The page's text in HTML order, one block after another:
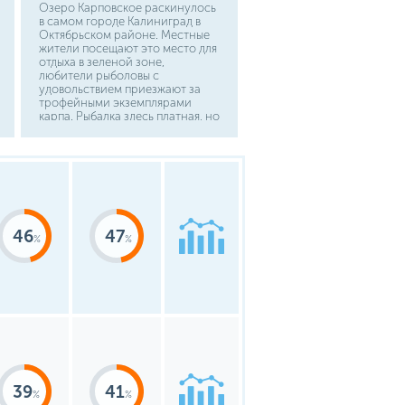
Озеро Карповское раскинулось
в самом городе Калиниград в
Октябрьском районе. Местные
жители посещают это место для
отдыха в зеленой зоне,
любители рыболовы с
удовольствием приезжают за
трофейными экземплярами
карпа. Рыбалка здесь платная, но
46 47
39 41